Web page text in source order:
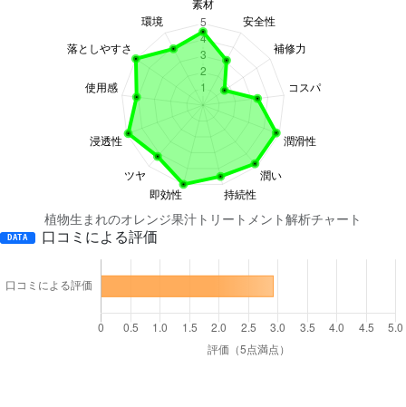
植物生まれのオレンジ果汁トリートメント解析チャート
DATA 口コミによる評価